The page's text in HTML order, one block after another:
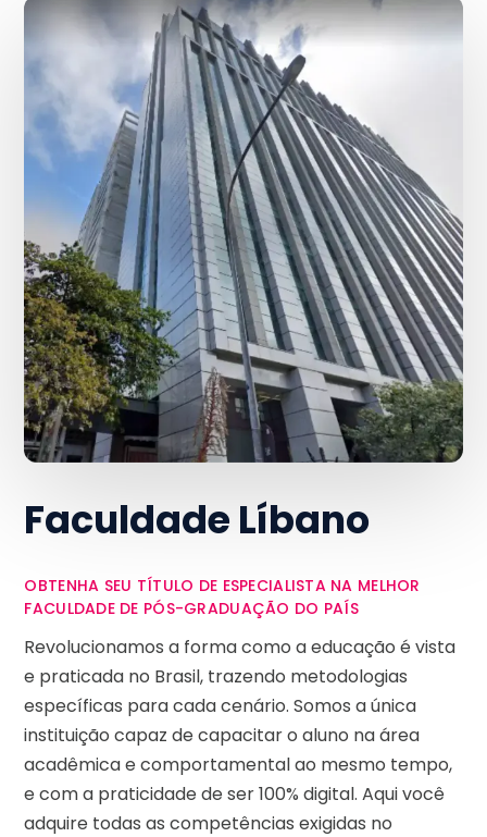
Faculdade Líbano
OBTENHA SEU TÍTULO DE ESPECIALISTA NA MELHOR
FACULDADE DE PÓS-GRADUAÇÃO DO PAÍS
Revolucionamos a forma como a educação é vista
e praticada no Brasil, trazendo metodologias
específicas para cada cenário. Somos a única
instituição capaz de capacitar o aluno na área
acadêmica e comportamental ao mesmo tempo,
e com a praticidade de ser 100% digital. Aqui você
adquire todas as competências exigidas no